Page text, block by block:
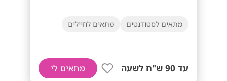
מתאים לסטודנטים מתאים לחיילים
עד 90 ש"ח לשעה מתאים לי